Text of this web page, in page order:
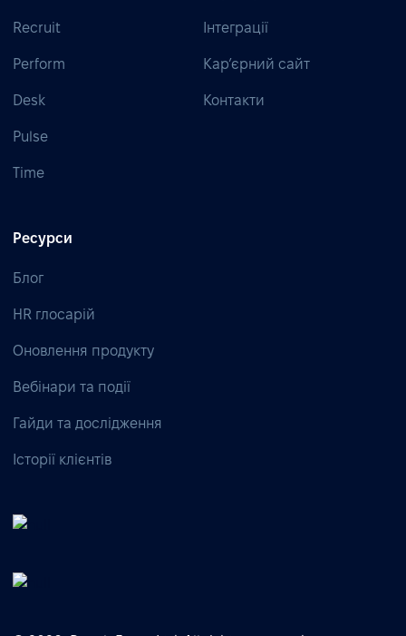
Recruit
Perform
Desk
Pulse
Time
Інтеграції
Кар’єрний сайт
Контакти
Ресурси
Блог
HR глосарій
Оновлення продукту
Вебінари та події
Гайди та дослідження
Історії клієнтів